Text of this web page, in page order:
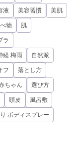
液 美容習慣 美肌
物 肌
ラ
経 梅雨 自然派
フ 落とし方
ちゃん 選び方
頭皮 風呂敷
ボディスプレー